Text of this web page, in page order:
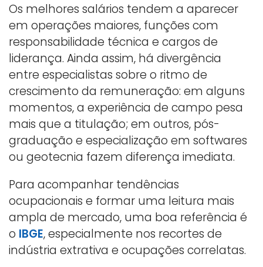
Os melhores salários tendem a aparecer
em operações maiores, funções com
responsabilidade técnica e cargos de
liderança. Ainda assim, há divergência
entre especialistas sobre o ritmo de
crescimento da remuneração: em alguns
momentos, a experiência de campo pesa
mais que a titulação; em outros, pós-
graduação e especialização em softwares
ou geotecnia fazem diferença imediata.
Para acompanhar tendências
ocupacionais e formar uma leitura mais
ampla de mercado, uma boa referência é
o IBGE, especialmente nos recortes de
indústria extrativa e ocupações correlatas.